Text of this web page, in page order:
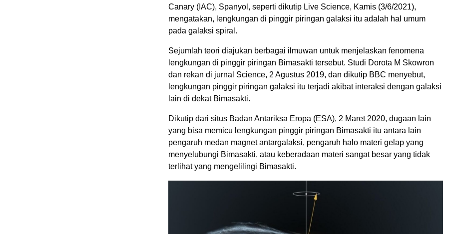
Canary (IAC), Spanyol, seperti dikutip Live Science, Kamis (3/6/2021),
mengatakan, lengkungan di pinggir piringan galaksi itu adalah hal umum
pada galaksi spiral.
Sejumlah teori diajukan berbagai ilmuwan untuk menjelaskan fenomena
lengkungan di pinggir piringan Bimasakti tersebut. Studi Dorota M Skowron
dan rekan di jurnal Science, 2 Agustus 2019, dan dikutip BBC menyebut,
lengkungan pinggir piringan galaksi itu terjadi akibat interaksi dengan galaksi
lain di dekat Bimasakti.
Dikutip dari situs Badan Antariksa Eropa (ESA), 2 Maret 2020, dugaan lain
yang bisa memicu lengkungan pinggir piringan Bimasakti itu antara lain
pengaruh medan magnet antargalaksi, pengaruh halo materi gelap yang
menyelubungi Bimasakti, atau keberadaan materi sangat besar yang tidak
terlihat yang mengelilingi Bimasakti.